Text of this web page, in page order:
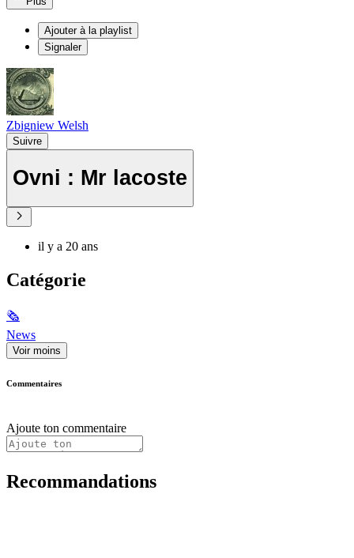
Ajouter à la playlist
Signaler
Zbigniew Welsh
Suivre
Ovni : Mr lacoste
il y a 20 ans
Catégorie
🗞
News
Voir moins
Commentaires
Ajoute ton commentaire
Recommandations